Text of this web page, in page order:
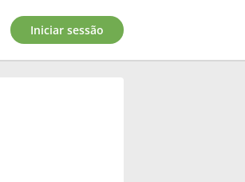
Iniciar sessão